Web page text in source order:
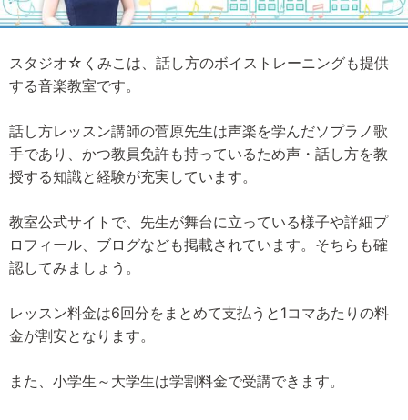
スタジオ☆くみこは、話し方のボイストレーニングも提供
する音楽教室です。
話し方レッスン講師の菅原先生は声楽を学んだソプラノ歌
手であり、かつ教員免許も持っているため声・話し方を教
授する知識と経験が充実しています。
教室公式サイトで、先生が舞台に立っている様子や詳細プ
ロフィール、ブログなども掲載されています。そちらも確
認してみましょう。
レッスン料金は6回分をまとめて支払うと1コマあたりの料
金が割安となります。
また、小学生～大学生は学割料金で受講できます。